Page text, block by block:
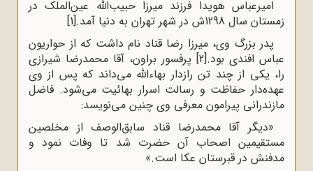
امیرعباس هویدا فرزند میرزا حبیب‌الله عین‌الملک در
زمستان سال 1298ش در شهر تهران به دنیا آمد.
[1]
پدر بزرگ وى، میرزا رضا قناد نام داشت که از حواریون
عباس افندى بود.[2]
پرفسور براون، آقا محمدرضا شیرازى
را، یکى از چند تن رازدار بهاءالله مى‌داند که پس از وى
عهده‌دار حفاظت و رسالت اسرار بهائیت مى‌شود. فاضل
مازندرانى پیرامون معرفى وى چنین مى‌نویسد:
«دیگر آقا محمدرضا قناد سابق‌الوصف از مخلصین
مستقیمین اصحاب آن حضرت شد تا وفات نمود و
مدفنش در قبرستان عکا است.»